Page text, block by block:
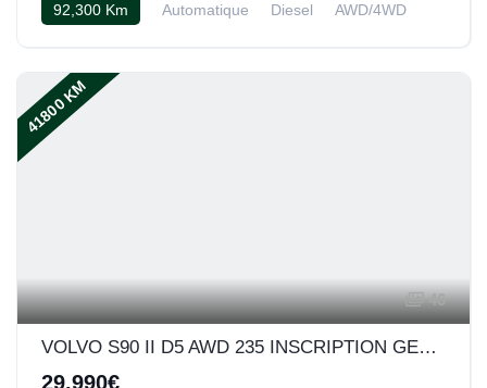
92,300 Km Automatique Diesel
AWD/4WD
41800 KM
46
VOLVO S90 II D5 AWD 235 INSCRIPTION GEARTRONIC 8
29,990€